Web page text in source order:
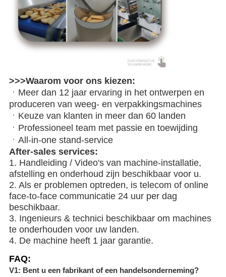
>>>Waarom voor ons kiezen:
ㆍMeer dan 12 jaar ervaring in het ontwerpen en
produceren van weeg- en verpakkingsmachines
ㆍKeuze van klanten in meer dan 60 landen
ㆍProfessioneel team met passie en toewijding
ㆍAll-in-one stand-service
After-sales services:
1. Handleiding / Video's van machine-installatie,
afstelling en onderhoud zijn beschikbaar voor u.
2. Als er problemen optreden, is telecom of online
face-to-face communicatie 24 uur per dag
beschikbaar.
3. Ingenieurs & technici beschikbaar om machines
te onderhouden voor uw landen.
4. De machine heeft 1 jaar garantie.
FAQ:
V1: Bent u een fabrikant of een handelsonderneming?